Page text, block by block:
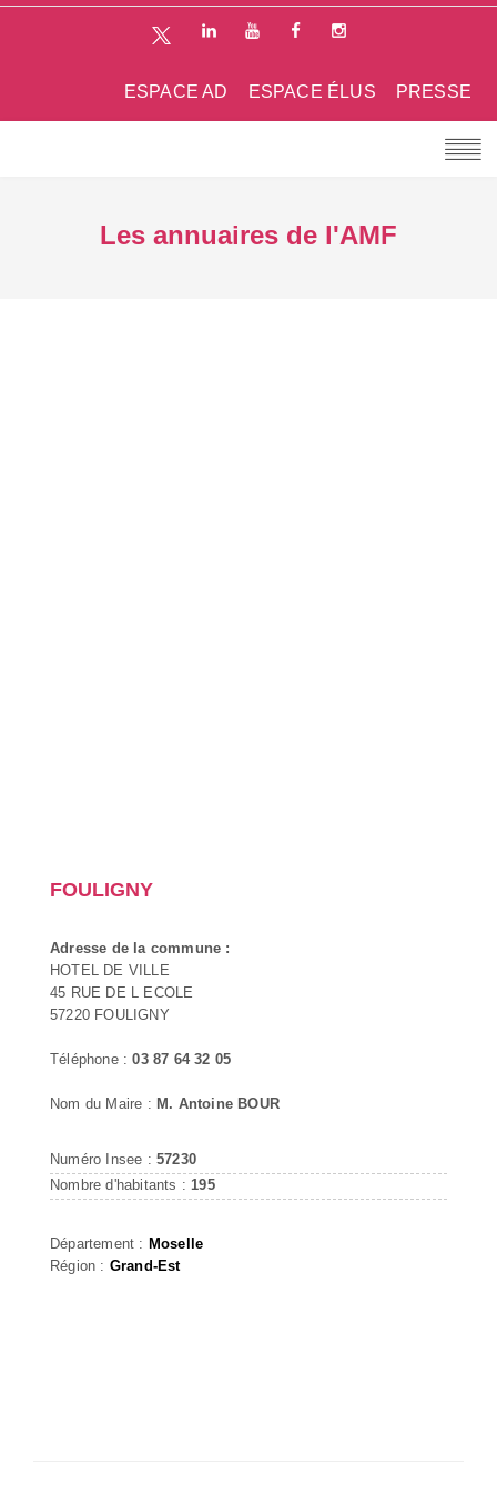
PRESSE
ESPACE ÉLUS
ESPACE AD
Les annuaires de l'AMF
FOULIGNY
Adresse de la commune :
HOTEL DE VILLE
45 RUE DE L ECOLE
57220 FOULIGNY
Téléphone :03 87 64 32 05
Nom du Maire : M. Antoine BOUR
Numéro Insee : 57230
Nombre d'habitants : 195
Département : Moselle
Région : Grand-Est